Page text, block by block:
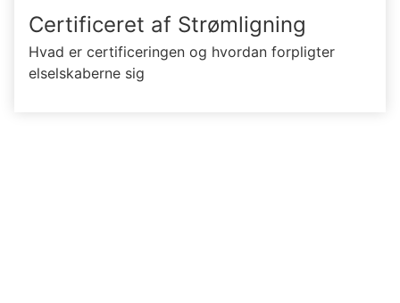
Certificeret af Strømligning
Hvad er certificeringen og hvordan forpligter
elselskaberne sig